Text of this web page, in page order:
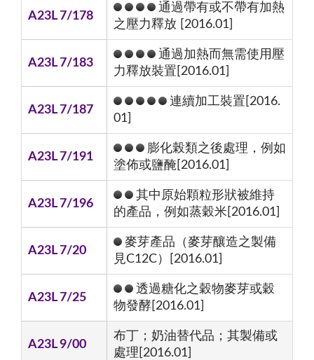
A23L 7/178
通過帶有或不帶有加熱
之壓力釋放 [2016.01]
A23L 7/183
通過加熱而無需使用壓
力釋放裝置[2016.01]
A23L 7/187
連續加工裝置[2016.
01]
A23L 7/191
膨化榖類之後處理，例如
塗佈或鹽醃[2016.01]
A23L 7/196
其中原始顆粒形狀被維持
的產品，例如蒸穀米[2016.01]
A23L 7/20
麥芽產品（麥芽釀造之製備
見C12C）[2016.01]
A23L 7/25
透過糖化之穀物麥芽或穀
物發酵[2016.01]
A23L 9/00
布丁；奶油替代品；其製備或
處理[2016.01]